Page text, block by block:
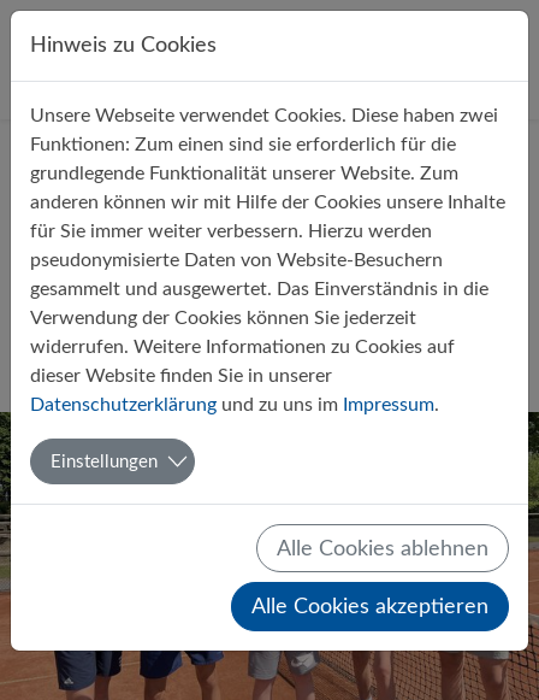
Direkt zur Hauptnavigation springen
Direkt zum Inhalt springen
StartseiteÜber uns Aktuelles
Unsere Jungs gewinnen im Tennis
das Bezirksfinale 2024
Von Tim Graben 27.05.2024 Sport
Hinweis zu Cookies
Unsere Webseite verwendet Cookies. Diese haben zwei
Funktionen: Zum einen sind sie erforderlich für die
grundlegende Funktionalität unserer Website. Zum
anderen können wir mit Hilfe der Cookies unsere Inhalte
für Sie immer weiter verbessern. Hierzu werden
pseudonymisierte Daten von Website-Besuchern
gesammelt und ausgewertet. Das Einverständnis in die
Verwendung der Cookies können Sie jederzeit
widerrufen. Weitere Informationen zu Cookies auf
dieser Website finden Sie in unserer
Datenschutzerklärung und zu uns im Impressum.
Einstellungen
Alle Cookies ablehnen
Alle Cookies akzeptieren